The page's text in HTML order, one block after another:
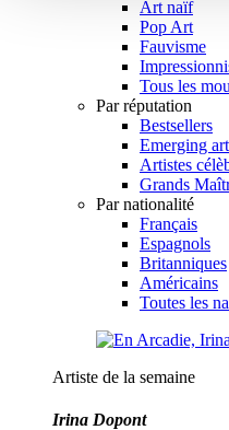
Art naïf
Pop Art
Fauvisme
Tous les
Par réputation
Bestsellers
Emerging
Artistes
Grands
Par nationalité
Français
Espagnols
Britanniques
Américains
Toutes les
Artiste de la semaine
Irina Dopont